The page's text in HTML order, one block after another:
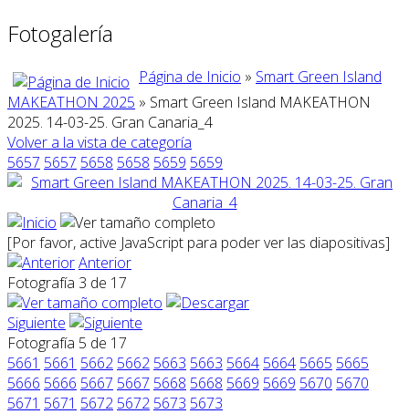
Fotogalería
Página de Inicio » Smart Green Island
MAKEATHON 2025 » Smart Green Island MAKEATHON
2025. 14-03-25. Gran Canaria_4
Volver a la vista de categoría
5657 5657 5658 5658 5659 5659
[Por favor, active JavaScript para poder ver las diapositivas]
Anterior
Fotografía 3 de 17
Siguiente
Fotografía 5 de 17
5661 5661 5662 5662 5663 5663 5664 5664 5665 5665
5666 5666 5667 5667 5668 5668 5669 5669 5670 5670
5671 5671 5672 5672 5673 5673